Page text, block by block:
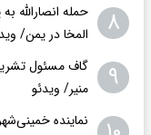
۸
حمله انصارالله
المخا در یمن/
۹
گاف مسئول
منیر/ ویدئو
نماینده